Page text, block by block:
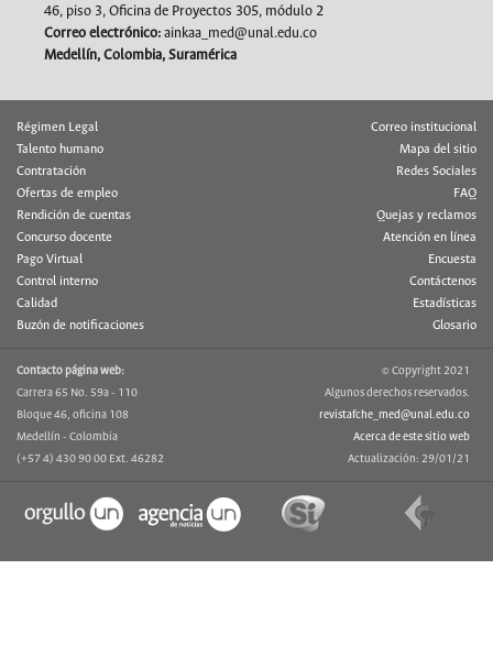
46, piso 3, Oficina de Proyectos 305, módulo 2
Correo electrónico: ainkaa_med@unal.edu.co
Medellín, Colombia, Suramérica
Régimen Legal
Talento humano
Contratación
Ofertas de empleo
Rendición de cuentas
Concurso docente
Pago Virtual
Control interno
Calidad
Buzón de notificaciones
Correo institucional
Mapa del sitio
Redes Sociales
FAQ
Quejas y reclamos
Atención en línea
Encuesta
Contáctenos
Estadísticas
Glosario
Contacto página web:
Carrera 65 No. 59a - 110
Bloque 46, oficina 108
Medellín - Colombia
(+57 4) 430 90 00 Ext. 46282
© Copyright 2021
Algunos derechos reservados.
revistafche_med@unal.edu.co
Acerca de este sitio web
Actualización: 29/01/21